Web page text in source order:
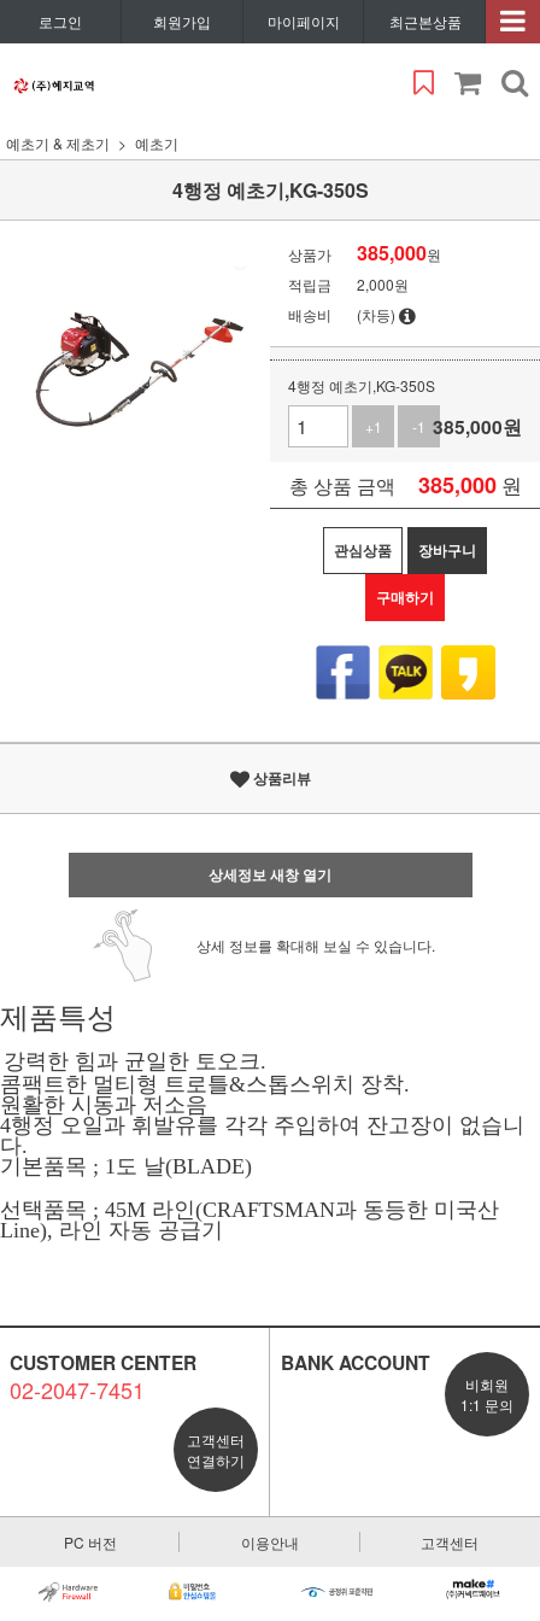
로그인 회원가입 마이페이지 최근본상품
예초기 & 제초기 예초기
4행정 예초기,KG-350S
상품가 385,000원
적립금
2,000원
배송비
(차등)
4행정 예초기,KG-350S
+1
-1 385,000원
총 상품 금액 385,000 원
관심상품 장바구니
구매하기
상품리뷰
상세정보 새창 열기
상세 정보를 확대해 보실 수 있습니다.
제품특성
강력한 힘과 균일한 토오크.
콤팩트한 멀티형 트로틀&스톱스위치 장착.
원활한 시동과 저소음
4행정 오일과 휘발유를 각각 주입하여 잔고장이 없습니
다.
기본품목 ; 1도 날(BLADE)
선택품목 ; 45M 라인(CRAFTSMAN과 동등한 미국산
Line), 라인 자동 공급기
CUSTOMER CENTER
02-2047-7451
고객센터
연결하기
BANK ACCOUNT
비회원
1:1 문의
PC 버전 이용안내 고객센터